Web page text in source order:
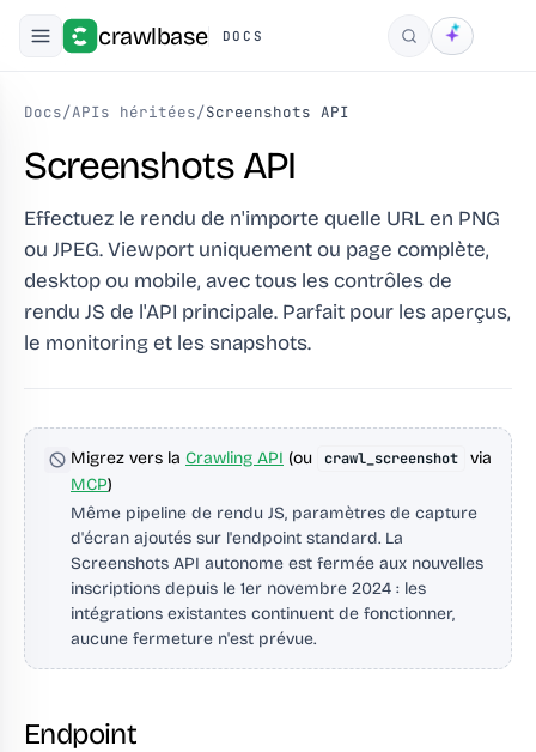
crawlbase DOCS Rechercher
Docs/APIs héritées/Screenshots API
Screenshots API
Effectuez le rendu de n'importe quelle URL en PNG
ou JPEG. Viewport uniquement ou page complète,
desktop ou mobile, avec tous les contrôles de
rendu JS de l'API principale. Parfait pour les aperçus,
le monitoring et les snapshots.
Migrez vers la Crawling API (ou crawl_screenshot
via
MCP)
Même pipeline de rendu JS, paramètres de capture
d'écran ajoutés sur l'endpoint standard. La
Screenshots API autonome est fermée aux nouvelles
inscriptions depuis le 1er novembre 2024 : les
intégrations existantes continuent de fonctionner,
aucune fermeture n'est prévue.
Endpoint